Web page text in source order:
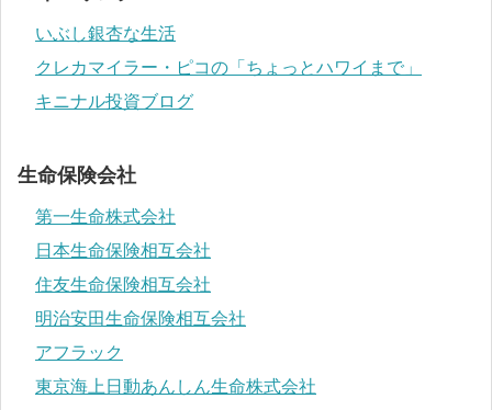
いぶし銀杏な生活
クレカマイラー・ピコの「ちょっとハワイまで」
キニナル投資ブログ
生命保険会社
第一生命株式会社
日本生命保険相互会社
住友生命保険相互会社
明治安田生命保険相互会社
アフラック
東京海上日動あんしん生命株式会社